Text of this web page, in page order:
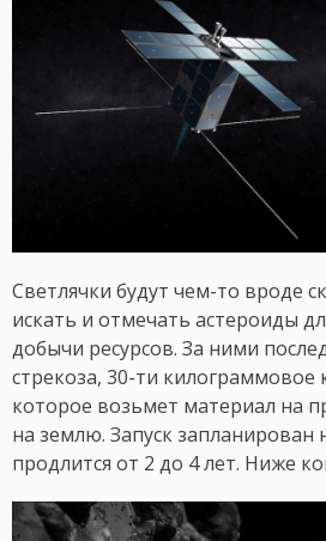
Светлячки будут чем-то вроде
искать и отмечать астероиды
добычи ресурсов. За ними
стрекоза, 30-ти килограммовое
которое возьмет материал на
на землю. Запуск запланирован
продлится от 2 до 4 лет. Ниже